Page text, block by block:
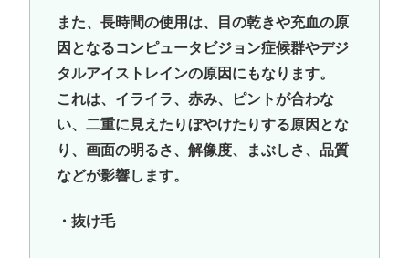
また、長時間の使用は、目の乾きや充血の原
因となるコンピュータビジョン症候群やデジ
タルアイストレインの原因にもなります。
これは、イライラ、赤み、ピントが合わな
い、二重に見えたりぼやけたりする原因とな
り、画面の明るさ、解像度、まぶしさ、品質
などが影響します。
・抜け毛